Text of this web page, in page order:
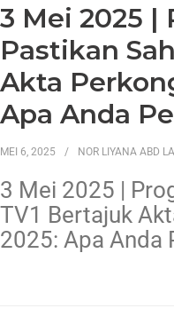
3 Mei 2025 |
Pastikan
Akta
Apa Anda
MEI 6, 2025 NOR LIYANA ABD
3 Mei 2025 |
TV1 Bertajuk
2025: Apa Anda